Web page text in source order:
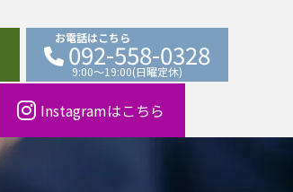
お電話はこちら
092-558-0328
9:00～19:00(日曜定休)
Instagramはこちら